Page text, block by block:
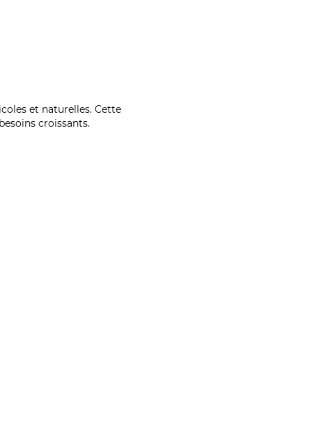
et naturelles. Cette
croissants.